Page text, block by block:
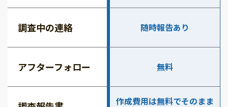
調査中の連絡 随時報告あり
アフターフォロー 無料
作成費用は無料でそのまま